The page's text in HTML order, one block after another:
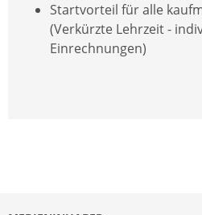
Startvorteil für alle
(Verkürzte Lehrzeit -
Einrechnungen)